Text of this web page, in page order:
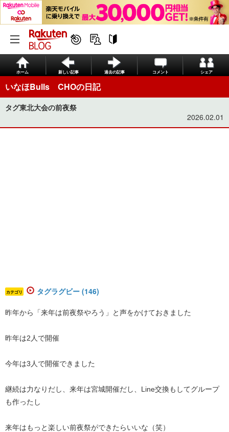
ホーム 新しい記事 過去の記事 コメント シェア
いなほBulls CHOの日記
タグ東北大会の前夜祭
2026.02.01
カテゴリ タグラグビー (146)
昨年から「来年は前夜祭やろう」と声をかけておきました
昨年は2人で開催
今年は3人で開催できました
継続は力なりだし、来年は宮城開催だし、Line交換もしてグループ
も作ったし
来年はもっと楽しい前夜祭ができたらいいな（笑）